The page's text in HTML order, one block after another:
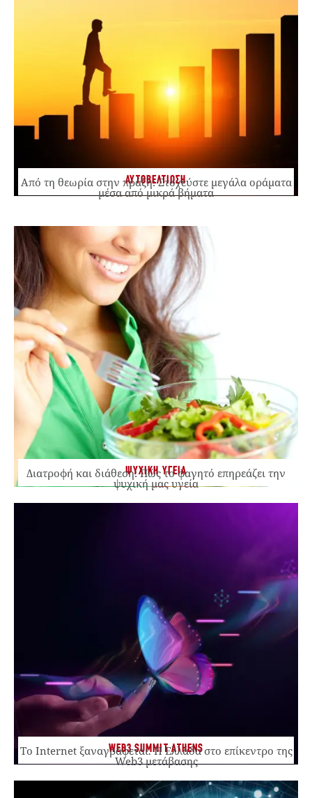
ΑΥΤΟΒΕΛΤΙΩΣΗ
Από τη θεωρία στην πράξη: Στοχεύστε μεγάλα οράματα
μέσα από μικρά βήματα
ΨΥΧΙΚΗ ΥΓΕΙΑ
Διατροφή και διάθεση: Πώς το φαγητό επηρεάζει την
ψυχική μας υγεία
WEB3 SUMMIT ATHENS
Το Internet ξαναγράφεται. Η Ελλάδα στο επίκεντρο της
Web3 μετάβασης